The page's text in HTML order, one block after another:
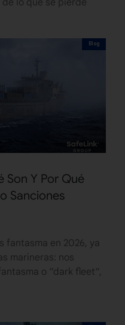
lo que se pierde
Blog
Son Y Por Qué
Sanciones
fantasma en 2026, ya
marineras: nos
o “dark fleet“,